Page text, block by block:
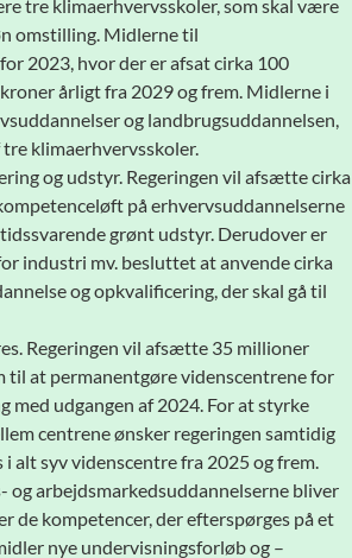
tre klimaerhvervsskoler, som skal være
omstilling. Midlerne til
2023, hvor der er afsat cirka 100
årligt fra 2029 og frem. Midlerne i
og landbrugsuddannelsen,
klimaerhvervsskoler.
og udstyr. Regeringen vil afsætte cirka
på erhvervsuddannelserne
grønt udstyr. Derudover er
industri mv. besluttet at anvende cirka
og opkvalificering, der skal gå til
Regeringen vil afsætte 35 millioner
til at permanentgøre videnscentrene for
med udgangen af 2024. For at styrke
centrene ønsker regeringen samtidig
alt syv videnscentre fra 2025 og frem.
arbejdsmarkedsuddannelserne bliver
de kompetencer, der efterspørges på et
nye undervisningsforløb og –